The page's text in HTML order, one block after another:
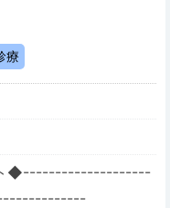
療
ト◆--------------------